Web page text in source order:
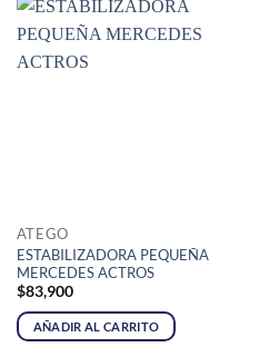
ATEGO
ESTABILIZADORA PEQUEÑA
MERCEDES ACTROS
$83,900
AÑADIR AL CARRITO